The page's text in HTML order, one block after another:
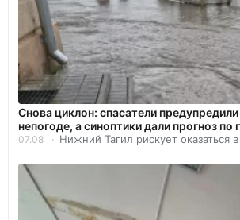
Снова циклон: спасатели
непогоде, а синоптики дали прогноз по
07.08 Нижний Тагил рискует оказаться